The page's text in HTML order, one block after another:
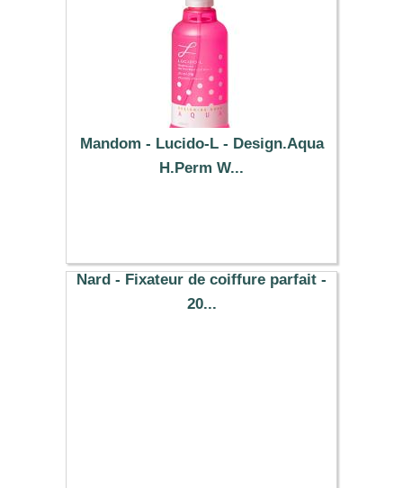
Mandom - Lucido-L - Design.Aqua
H.Perm W...
Nard - Fixateur de coiffure parfait -
20...